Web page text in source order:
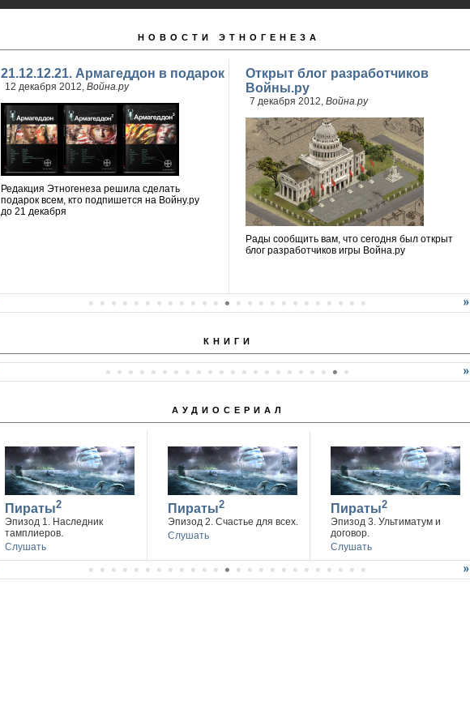
НОВОСТИ ЭТНОГЕНЕЗА
21.12.12.21. Армагеддон в подарок
12 декабря 2012, Война.ру
Редакция Этногенеза решила сделать
подарок всем, кто подпишется на Войну.ру
до 21 декабря
Открыт блог разработчиков
Войны.ру
7 декабря 2012, Война.ру
Рады сообщить вам, что сегодня был открыт
блог разработчиков игры Война.ру
КНИГИ
АУДИОСЕРИАЛ
Пираты2
Эпизод 1. Наследник
тамплиеров.
Слушать
Пираты2
Эпизод 2. Счастье для всех.
Слушать
Пираты2
Эпизод 3. Ультиматум и
договор.
Слушать